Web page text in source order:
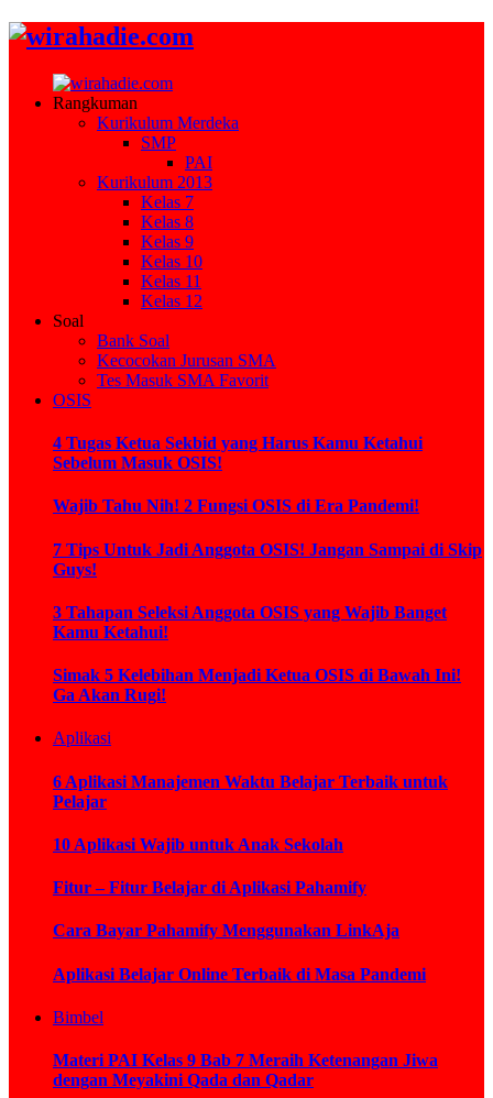
Rangkuman
Kurikulum Merdeka
SMP
PAI
Kurikulum 2013
Kelas 7
Kelas 8
Kelas 9
Kelas 10
Kelas 11
Kelas 12
Soal
Bank Soal
Kecocokan Jurusan SMA
Tes Masuk SMA Favorit
OSIS
4 Tugas Ketua Sekbid yang Harus Kamu Ketahui
Sebelum Masuk OSIS!
Wajib Tahu Nih! 2 Fungsi OSIS di Era Pandemi!
7 Tips Untuk Jadi Anggota OSIS! Jangan Sampai di Skip
Guys!
3 Tahapan Seleksi Anggota OSIS yang Wajib Banget
Kamu Ketahui!
Simak 5 Kelebihan Menjadi Ketua OSIS di Bawah Ini!
Ga Akan Rugi!
Aplikasi
6 Aplikasi Manajemen Waktu Belajar Terbaik untuk
Pelajar
10 Aplikasi Wajib untuk Anak Sekolah
Fitur – Fitur Belajar di Aplikasi Pahamify
Cara Bayar Pahamify Menggunakan LinkAja
Aplikasi Belajar Online Terbaik di Masa Pandemi
Bimbel
Materi PAI Kelas 9 Bab 7 Meraih Ketenangan Jiwa
dengan Meyakini Qada dan Qadar